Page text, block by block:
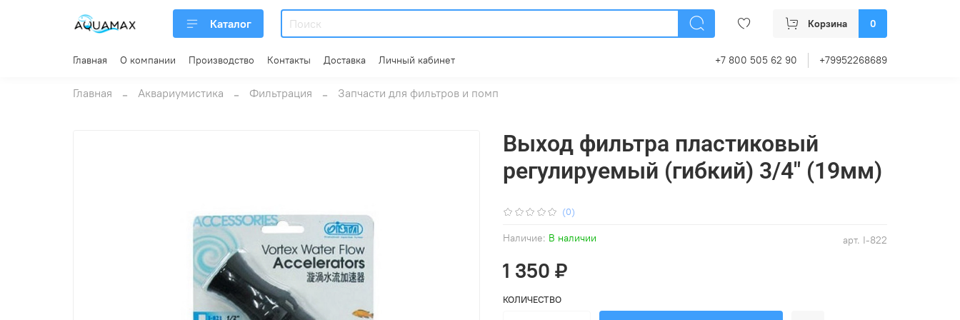
Каталог Корзина 0
Главная О компании Производство Контакты Доставка Личный кабинет +7 800 505 62 90 +79952268689
Главная Аквариумистика Фильтрация Запчасти для фильтров и помп
(0)
арт. I-822
Наличие: В наличии
Выход фильтра пластиковый
регулируемый (гибкий) 3/4" (19мм)
1 350 ₽
КОЛИЧЕСТВО